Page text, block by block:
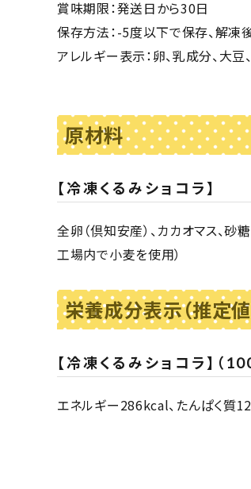
賞味期限：発送日から30日
保存方法：-5度以下で保存、解凍
アレルギー表示：卵、乳成分、大豆
原材料
【冷凍くるみショコラ】
全卵（倶知安産）、カカオマス、砂
工場内で小麦を使用）
栄養成分表示（推定値
【冷凍くるみショコラ】（
エネルギー286kcal、たんぱく質